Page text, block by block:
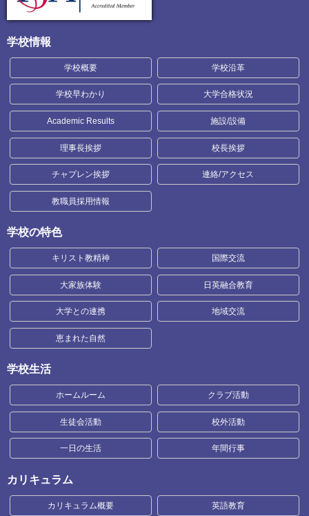
学校情報
学校概要 学校沿革
学校早わかり 大学合格状況
Academic Results 施設/設備
理事長挨拶 校長挨拶
チャプレン挨拶 連絡/アクセス
教職員採用情報
学校の特色
キリスト教精神 国際交流
大家族体験 日英融合教育
大学との連携 地域交流
恵まれた自然
学校生活
ホームルーム クラブ活動
生徒会活動 校外活動
一日の生活 年間行事
カリキュラム
カリキュラム概要 英語教育